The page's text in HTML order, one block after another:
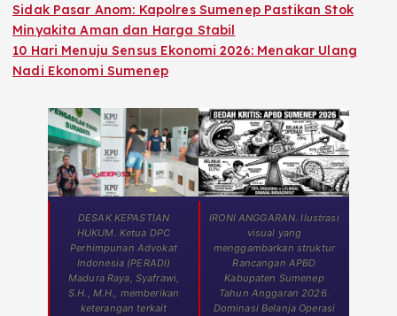
Sidak Pasar Anom: Kapolres Sumenep Pastikan Stok
Minyakita Aman dan Harga Stabil
10 Hari Menuju Sensus Ekonomi 2026: Menakar Ulang
Nadi Ekonomi Sumenep
DESAK KEPASTIAN
HUKUM. Ketua DPC
Perhimpunan Advokat
Indonesia (PERADI)
Madura Raya, Syafrawi,
S.H., M.H., memberikan
keterangan terkait
IRONI ANGGARAN. Ilustrasi
visual yang
menggambarkan struktur
Rancangan APBD
Kabupaten Sumenep
Tahun Anggaran 2026.
Dominasi Belanja Operasi